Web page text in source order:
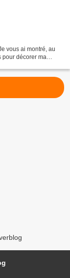
vous ai montré, au
pour décorer ma